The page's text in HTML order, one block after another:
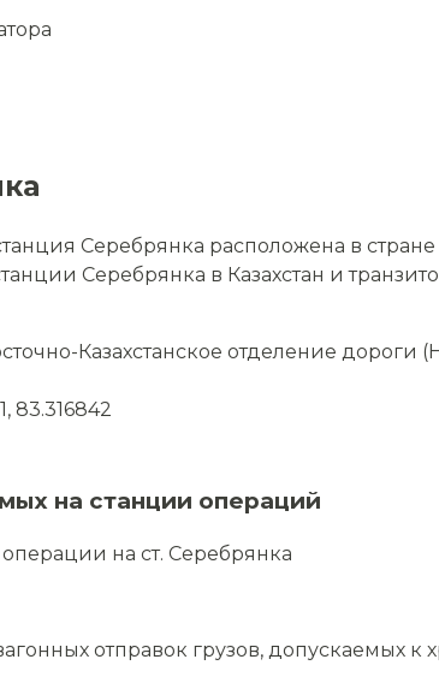
Серебрянка расположена в
Серебрянка в Казахстан и
Казахстанское отделение дороги
83.316842
на станции операций
на ст. Серебрянка
отправок грузов, допускаемых к